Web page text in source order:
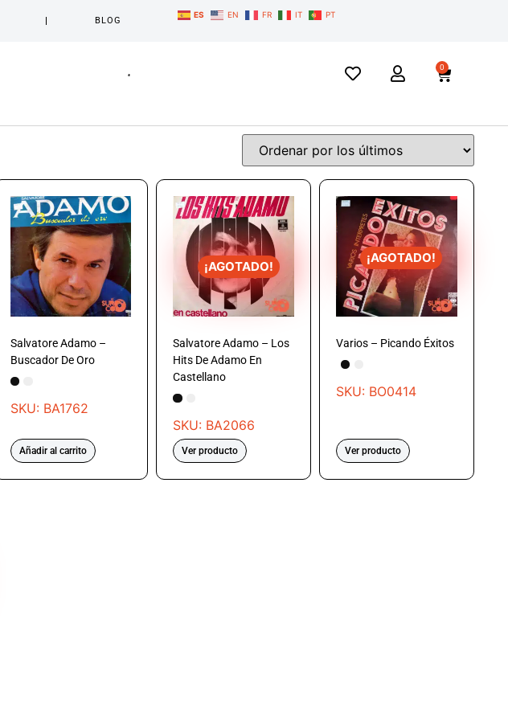
BLOG
ES EN FR IT PT
0
Salvatore Adamo –
Buscador De Oro
SKU: BA1762
Añadir al carrito
¡AGOTADO!
Salvatore Adamo – Los
Hits De Adamo En
Castellano
SKU: BA2066
Ver producto
¡AGOTADO!
Varios – Picando Éxitos
SKU: BO0414
Ver producto